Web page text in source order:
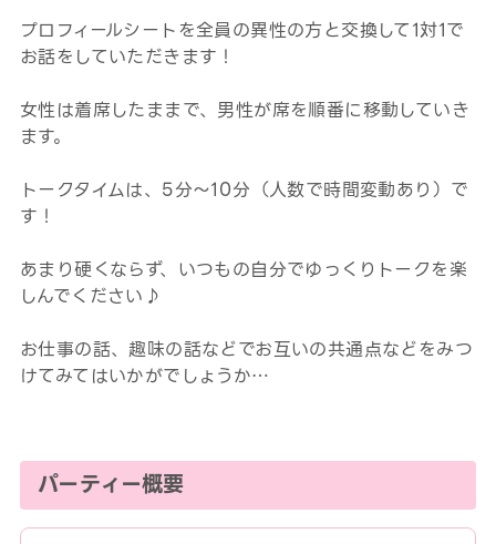
プロフィールシートを全員の異性の方と交換して1対1で
お話をしていただきます！
女性は着席したままで、男性が席を順番に移動していき
ます。
トークタイムは、5分～10分（人数で時間変動あり）で
す！
あまり硬くならず、いつもの自分でゆっくりトークを楽
しんでください♪
お仕事の話、趣味の話などでお互いの共通点などをみつ
けてみてはいかがでしょうか…
パーティー概要